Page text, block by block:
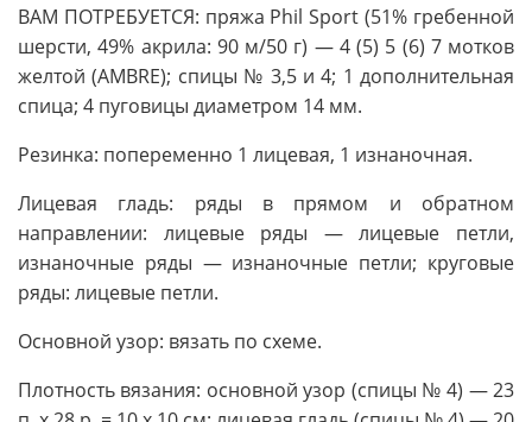
ВАМ ПОТРЕБУЕТСЯ: пряжа Phil Sport (51% гребенной
шерсти, 49% акрила: 90 м/50 г) — 4 (5) 5 (6) 7 мотков
желтой (AMBRE); спицы № 3,5 и 4; 1 дополнительная
спица; 4 пуговицы диаметром 14 мм.
Резинка: попеременно 1 лицевая, 1 изнаночная.
Лицевая гладь: ряды в прямом и обратном
направлении: лицевые ряды — лицевые петли,
изнаночные ряды — изнаночные петли; круговые
ряды: лицевые петли.
Основной узор: вязать по схеме.
Плотность вязания: основной узор (спицы № 4) — 23